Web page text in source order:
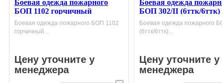
Боевая одежда пожарного
БОП 1102 горчичный
Боевая одежда пожарного БОП 1102
горчичный...
Цену уточните у
менеджера
Боевая одежда
БОП 302/II (6ттк/6ттк)
Боевая одежда пожарного
(6ттк/6ттк)...
Цену уточните у
менеджера